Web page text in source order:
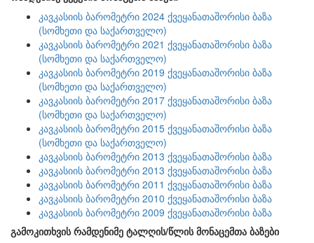
კავკასიის ბარომეტრი 2024 ქვეყანათაშორისი ბაზა
(სომხეთი და საქართველო)
კავკასიის ბარომეტრი 2021 ქვეყანათაშორისი ბაზა
(სომხეთი და საქართველო)
კავკასიის ბარომეტრი 2019 ქვეყანათაშორისი ბაზა
(სომხეთი და საქართველო)
კავკასიის ბარომეტრი 2017 ქვეყანათაშორისი ბაზა
(სომხეთი და საქართველო)
კავკასიის ბარომეტრი 2015 ქვეყანათაშორისი ბაზა
(სომხეთი და საქართველო)
კავკასიის ბარომეტრი 2013 ქვეყანათაშორისი ბაზა
კავკასიის ბარომეტრი 2013 ქვეყანათაშორისი ბაზა
კავკასიის ბარომეტრი 2011 ქვეყანათაშორისი ბაზა
კავკასიის ბარომეტრი 2010 ქვეყანათაშორისი ბაზა
კავკასიის ბარომეტრი 2009 ქვეყანათაშორისი ბაზა
გამოკითხვის რამდენიმე ტალღის/წლის მონაცემთა ბაზები